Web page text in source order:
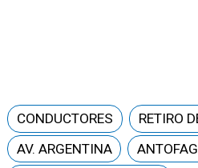
CONDUCTORES
RETIRO
AV. ARGENTINA